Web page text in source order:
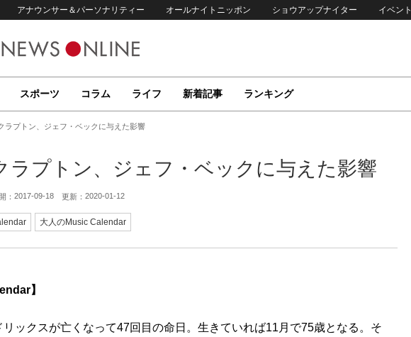
アナウンサー＆パーソナリティー オールナイトニッポン ショウアップナイター イベント
スポーツ コラム ライフ 新着記事 ランキング
ラプトン、ジェフ・ベックに与えた影響
ラプトン、ジェフ・ベックに与えた影響
： 2017-09-18 更新： 2020-01-12
大人のMusic Calendar
】
ックスが亡くなって47回目の命日。生きていれば11月で75歳となる。そ